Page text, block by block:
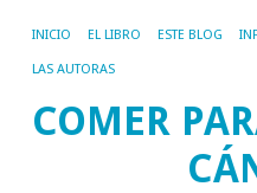
INICIO EL LIBRO ESTE BLOG
LAS AUTORAS
COMER